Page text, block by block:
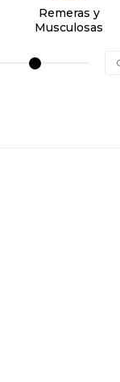
Remeras y
Musculosas